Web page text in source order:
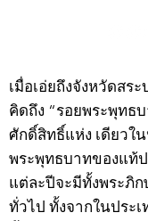
เมื่อเอ่ยถึงจังหวัดสร
คิดถึง “รอยพระพุทธ
ศักดิ์สิทธิ์แห่ง เดียวใ
พระพุทธบาทของแท้
แต่ละปีจะมีทั้งพระภิ
ทั่วไป ทั้งจากในประ